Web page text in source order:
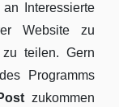
Interessierte
Website zu
teilen. Gern
Programms
zukommen